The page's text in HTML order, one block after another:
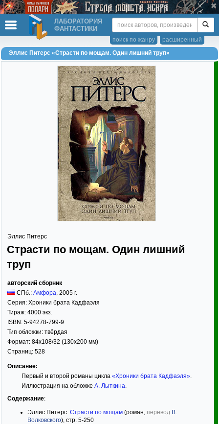
ЛАБОРАТОРИЯ
ФАНТАСТИКИ
расширенный
поиск по жанру
Эллис Питерс «Страсти по мощам. Один лишний труп»
Эллис Питерс
Страсти по мощам. Один лишний
труп
авторский сборник
СПб.: Амфора, 2005 г.
Серия: Хроники брата Кадфаэля
Тираж: 4000 экз.
ISBN: 5-94278-799-9
Тип обложки: твёрдая
Формат: 84x108/32 (130x200 мм)
Страниц: 528
Описание:
Первый и второй романы цикла «Хроники брата Кадфаэля».
Иллюстрация на обложке А. Лыткина.
Содержание:
Эллис Питерс. Страсти по мощам (роман, перевод В.
Волковского), стр. 5-250